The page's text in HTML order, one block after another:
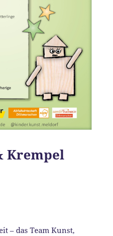
Krempel
– das Team Kunst,